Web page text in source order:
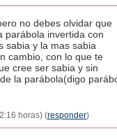
no debes olvidar que
parábola invertida con
sabia y la mas sabia
cambio, con lo que te
cree ser sabia y sin
la parábola(digo
horas) (responder)